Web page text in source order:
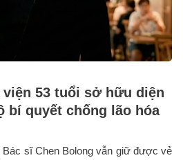
53 tuổi sở hữu diện
bí quyết chống lão hóa
sĩ Chen Bolong vẫn giữ được vẻ